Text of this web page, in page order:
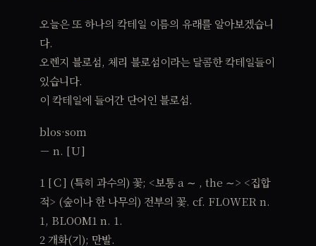
오늘은 또 하나의 칵테일 이름의 유래를 알아보겠습니
다.
오렌지 블로섬, 체리 블로섬이라는 달콤한 칵테일들이
있습니다.
이 칵테일에 들어간 단어인 블로섬.
blos·som
－ n. [Ｕ]
1 [Ｃ] (특히 과수의) 꽃; <보통 a ∼ , the ∼> <집합
적> (숲이나 한 나무의) 전부의 꽃. cf. FLOWER n.
1, BLOOM1 n. 1.
2 개화(기); 만발.